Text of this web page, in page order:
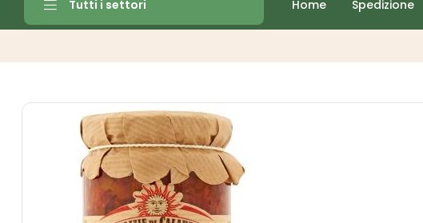
Tutti i settori Home Spedizione